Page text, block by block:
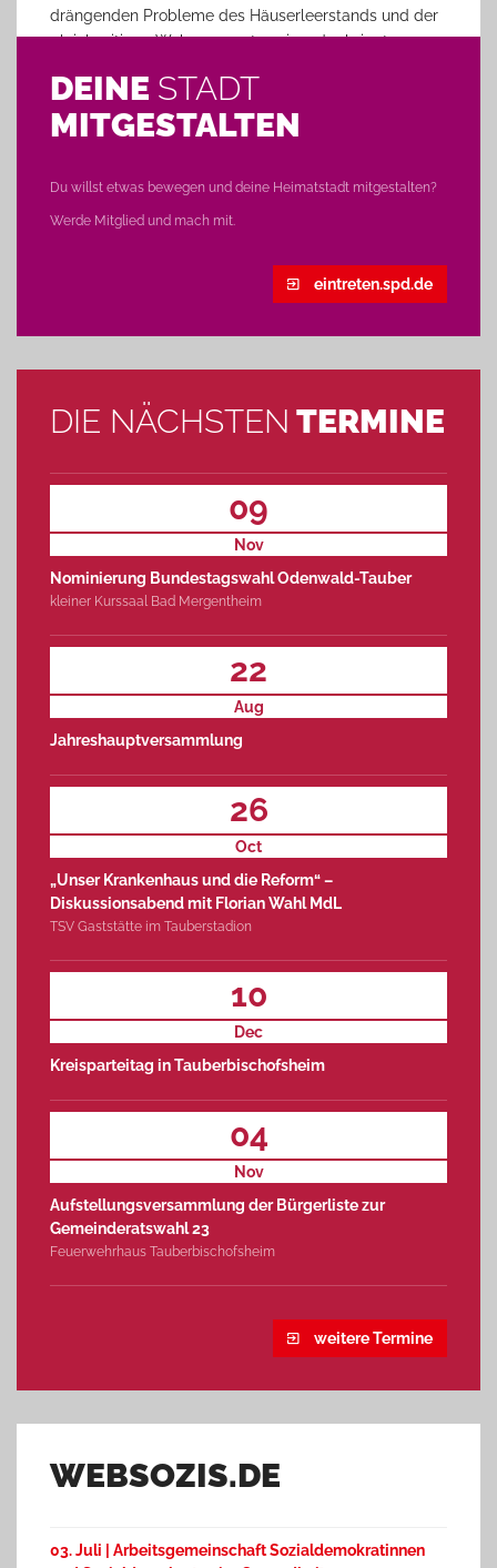
drängenden Probleme des Häuserleerstands und der
gleichzeitigen Wohnungsnot zueinander bringt.
DEINE STADT
MITGESTALTEN
Du willst etwas bewegen und deine Heimatstadt mitgestalten?
Werde Mitglied und mach mit.
eintreten.spd.de
DIE NÄCHSTEN TERMINE
09
Nov
Nominierung Bundestagswahl Odenwald-Tauber
kleiner Kurssaal Bad Mergentheim
22
Aug
Jahreshauptversammlung
26
Oct
„Unser Krankenhaus und die Reform“ –
Diskussionsabend mit Florian Wahl MdL
TSV Gaststätte im Tauberstadion
10
Dec
Kreisparteitag in Tauberbischofsheim
04
Nov
Aufstellungsversammlung der Bürgerliste zur
Gemeinderatswahl 23
Feuerwehrhaus Tauberbischofsheim
weitere Termine
WEBSOZIS.DE
03. Juli | Arbeitsgemeinschaft Sozialdemokratinnen